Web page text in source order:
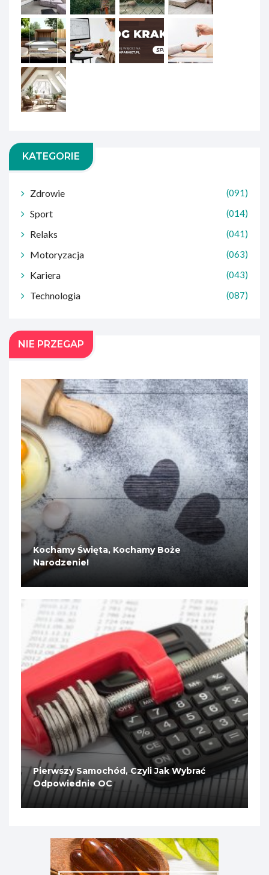
KATEGORIE
Zdrowie (091)
Sport (014)
Relaks (041)
Motoryzacja (063)
Kariera (043)
Technologia (087)
NIE PRZEGAP
Kochamy Święta, Kochamy Boże
Narodzenie!
Pierwszy Samochód, Czyli Jak Wybrać
Odpowiednie OC